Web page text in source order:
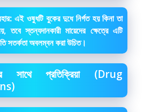
এই ওষুধটি বুকের দুধে নির্গত হয় কিনা তা
তবে স্তন্যদানকারী মায়েদের ক্ষেত্রে এটি
সতর্কতা অবলম্বন করা উচিত।
সাথে প্রতিক্রিয়া (Drug